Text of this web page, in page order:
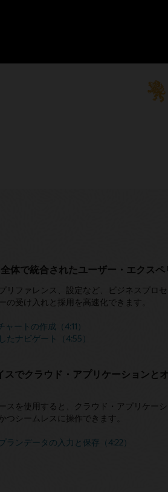
・ケースをご覧いただけます。
体で統合されたユーザー・エクスペ
リファレンス、設定など、ビジネスプロ
の受け入れと採用を高速化できます。
ートの作成（4:11）
たナビゲート（4:55）
スでクラウド・アプリケーションと
スを使用すると、クラウド・アプリケー
つシームレスに操作できます。
ランデータの入力と保存（4:22）